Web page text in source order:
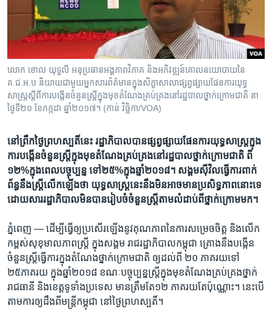
រំលង​
ចូល​
ទៅ​
កាន់​
ទំព័រ​
ស្វែង​
Khmer English
បណ្តាញ​សង្គម
ភាសា
លោក ខោល យុទ្ធលី អនុប្រធាន​អង្គភាព​វិភាគ និង​អភិវឌ្ឍន៍​គោល​នយោបាយនៃ​
គ.ជ.អ.ប និយាយ​ជាមួយ​អ្នកសារព័ត៌មាន​ក្នុង​សិក្ខាសាលា​ផ្សព្វផ្សាយ​ផែនការ​យុទ្ធ
សាស្រ្ត​ស្តីពី​ការបង្កើន​ចំនួន​ស្រ្តី​ក្នុង​មុខ​តំណែង​គ្រប់គ្រង​នៅ​រដ្ឋបាល​ថ្នាក់​ក្រោម​ជាតិ នា​
ថ្ងៃទី២០ ខែកក្កដា ឆ្នាំ​២០១៧។ (កាន់ វិច្ឆិកា/​VOA)
នៅព្រឹក​ថ្ងៃ​ព្រហស្បតិ៍​នេះ​ ​រដ្ឋាភិបាល​បាន​​ផ្សព្វផ្សាយ​​​​​ផែនការ​យុទ្ធសាស្រ្ត​​ក្នុង​​
ការ​បង្កើន​ចំនួន​ស្រ្តី​ក្នុង​មុខ​តំណែង​គ្រប់គ្រង​នៅ​រដ្ឋបាល​ថ្នាក់​ក្រោមជាតិ​ ​ពី​
១២%​ក្នុង​ពេល​បច្ចុប្បន្ន​ ទៅ​២៥%​ក្នុង​ឆ្នាំ​២០១៨។​ ​សង្គម​ស៊ីវិល​ធ្វើការ​ពាក់
ព័ន្ធ​នឹង​ស្រ្តី​​លើកឡើង​ថា​ ​យុទ្ធសាស្រ្ត​នេះ​នឹង​មិន​អាច​មាន​ប្រសិទ្ធភាព​នោះ​ទេ​ ​
ដោយ​សារ​រដ្ឋាភិបាល​​មិន​បាន​រៀបចំ​ចំនួន​ស្រ្តី​តាម​លំដាប់​ពី​​ថ្នាក់​ក្រោម​មក។
ភ្នំពេញ — ដើម្បី​ធ្វើ​ឲ្យ​ប្រសើរ​ឡើង​នូវ​គុណភាព​នៃការសម្រេច​ចិត្ត​ ​និង​លើក​
កម្ពស់សុខុមាលភាព​ស្រ្តី​ ​ក្នុង​សង្គម​ ​រាជរដ្ឋា​ភិបាល​កម្ពុជា​ ​គ្រោង​នឹង​បង្កើន​
ចំនួន​ស្រ្តី​ធ្វើការ​ក្នុង​តំណែង​ថ្នាក់​ក្រោម​ជាតិ ​ឲ្យ​ដល់​ពី​ ២០ ភាគរយ​ទៅ​
២៥ភាគរយ ​ក្នុង​ឆ្នាំ​២០១៨​ ​ខណៈ​បច្ចុប្បន្ន​ស្រ្តី​ក្នុង​មុខ​តំណែង​គ្រប់គ្រងថ្នាក់​
រាជធានី​ និង​ខេត្ត​ទូទាំង​ប្រទេស មាន​ត្រឹម​តែ​១២ ភាគរយ​តែ​ប៉ុណ្ណោះ។​ ​នេះ​បើ
តាម​ការ​ឲ្យដឹង​ពី​មន្ត្រី​កម្ពុជា​ នៅ​ថ្ងៃព្រហស្បតិ៍។